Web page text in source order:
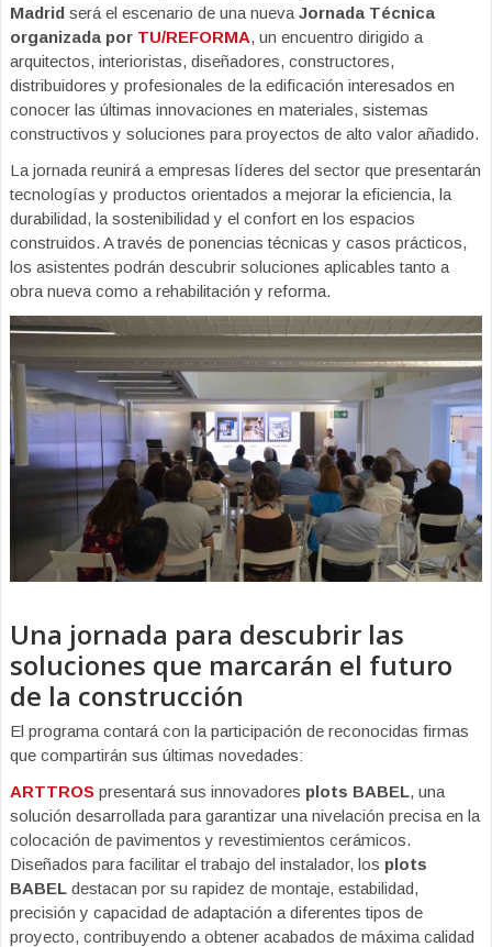
Madrid será el escenario de una nueva Jornada Técnica
organizada por TU/REFORMA, un encuentro dirigido a
arquitectos, interioristas, diseñadores, constructores,
distribuidores y profesionales de la edificación interesados en
conocer las últimas innovaciones en materiales, sistemas
constructivos y soluciones para proyectos de alto valor añadido.
La jornada reunirá a empresas líderes del sector que presentarán
tecnologías y productos orientados a mejorar la eficiencia, la
durabilidad, la sostenibilidad y el confort en los espacios
construidos. A través de ponencias técnicas y casos prácticos,
los asistentes podrán descubrir soluciones aplicables tanto a
obra nueva como a rehabilitación y reforma.
Una jornada para descubrir las
soluciones que marcarán el futuro
de la construcción
El programa contará con la participación de reconocidas firmas
que compartirán sus últimas novedades:
ARTTROS presentará sus innovadores plots BABEL, una
solución desarrollada para garantizar una nivelación precisa en la
colocación de pavimentos y revestimientos cerámicos.
Diseñados para facilitar el trabajo del instalador, los plots
BABEL destacan por su rapidez de montaje, estabilidad,
precisión y capacidad de adaptación a diferentes tipos de
proyecto, contribuyendo a obtener acabados de máxima calidad